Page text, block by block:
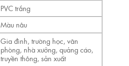
PVC trắng
Màu nâu
Gia đình, trường học, văn
phòng, nhà xưởng, quảng cáo,
truyền thông, sản xuất